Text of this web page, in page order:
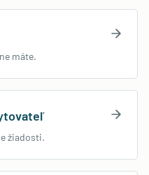
máte.
žiadosti.